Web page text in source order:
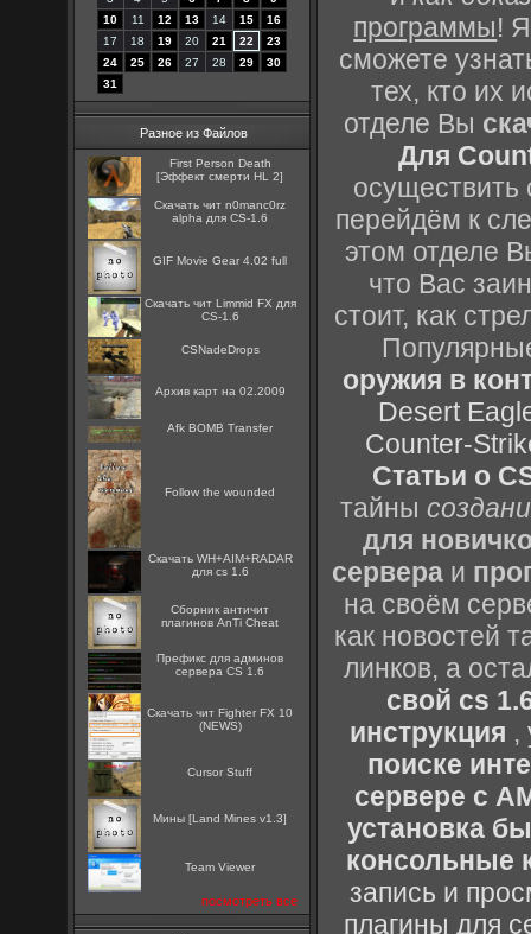
10
11 12 13 14 15
16
17
18 19 20 21 22
23
24
25 26 27 28 29
30
31
Разное из Файлов
First Person Death
[Эффект смерти HL 2]
Скачать чит n0manc0rz
alpha для CS-1.6
GIF Movie Gear 4.02 full
Скачать чит Limmid FX для
CS-1.6
CSNadeDrops
Архив карт на 02.2009
Afk BOMB Transfer
Follow the wounded
Скачать WH+AIM+RADAR
для cs 1.6
Сборник античит
плагинов AnTi Cheat
Префикс для админов
сервера CS 1.6
Скачать чит Fighter FX 10
(NEWS)
Cursor Stuff
Мины [Land Mines v1.3]
Team Viewer
посмотреть все
программы!
сможете
тех, кто их
отделе Вы
Для
осуществить
перейдём к
этом отделе
что Вас
стоит, как
оружия в
Desert
Counter-
Статьи о
тайны
для
сервера и
на своём
как новостей
линков, а
свой cs
инструкция ,
поиске
сервере с
установка
консольные
запись и
плагины для